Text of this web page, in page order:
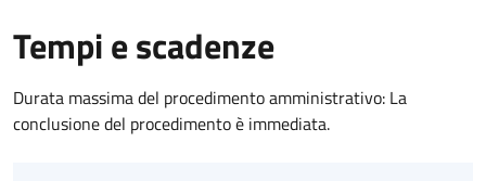
Tempi e scadenze
Durata massima del procedimento amministrativo: La
conclusione del procedimento è immediata.